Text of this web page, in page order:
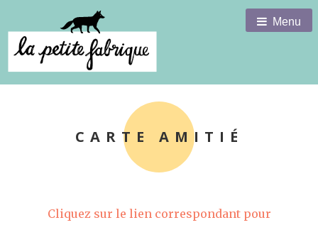
Menu
CARTE AMITIÉ
Cliquez sur le lien correspondant pour